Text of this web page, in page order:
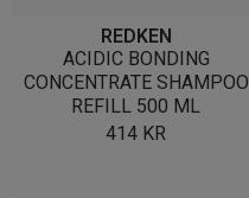
REDKEN
ACIDIC BONDING
CONCENTRATE SHAMPOO
REFILL 500 ML
414 KR